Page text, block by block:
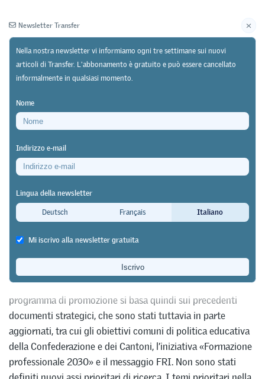
Newsletter Archivio
29/12/25
La SEFRI pubblica il programma di ricerca sulla
Nessuna nuova priorità
formazione professionale 2025-2028. In esso mantiene
provvisoriamente gli attuali punti chiave e temi prioritari. Il
programma di promozione si basa quindi sui precedenti
documenti strategici, che sono stati tuttavia in parte
aggiornati, tra cui gli obiettivi comuni di politica educativa
della Confederazione e dei Cantoni, l’iniziativa «Formazione
professionale 2030» e il messaggio FRI. Non sono stati
Newsletter Transfer
Nella nostra newsletter vi informiamo ogni tre settimane sui nuovi
articoli di Transfer. L'abbonamento è gratuito e può essere cancellato
informalmente in qualsiasi momento.
Nome
Indirizzo e-mail
Lingua della newsletter
Deutsch
Français Italiano
Mi iscrivo alla newsletter gratuita